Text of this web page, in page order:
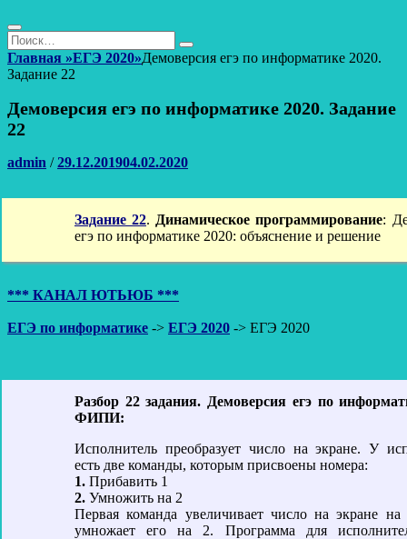
Поиск
Найти:
Поиск
Главная »ЕГЭ 2020»Демоверсия егэ по информатике 2020.
Задание 22
Демоверсия егэ по информатике 2020. Задание
22
Автор
admin / Опубликовано
29.12.201904.02.2020
Задание 22. Динамическое программирование:
егэ по информатике 2020: объяснение и решение
*** КАНАЛ ЮТЬЮБ ***
ЕГЭ по информатике -> ЕГЭ 2020 -> ЕГЭ 2020
Разбор 22 задания. Демоверсия егэ по
ФИПИ:
Исполнитель преобразует число на экране. У
есть две команды, которым присвоены номера:
1. Прибавить 1
2. Умножить на 2
Первая команда увеличивает число на экране на
умножает его на 2. Программа для